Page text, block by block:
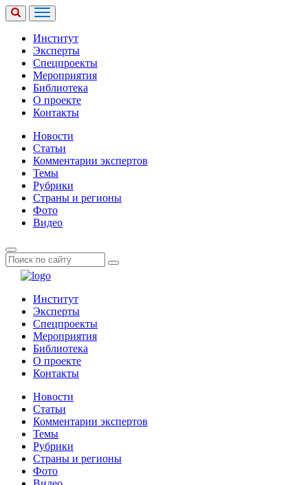
Институт
Эксперты
Спецпроекты
Мероприятия
Библиотека
О проекте
Контакты
Новости
Статьи
Комментарии экспертов
Темы
Рубрики
Страны и регионы
Фото
Видео
Институт
Эксперты
Спецпроекты
Мероприятия
Библиотека
О проекте
Контакты
Новости
Статьи
Комментарии экспертов
Темы
Рубрики
Страны и регионы
Фото